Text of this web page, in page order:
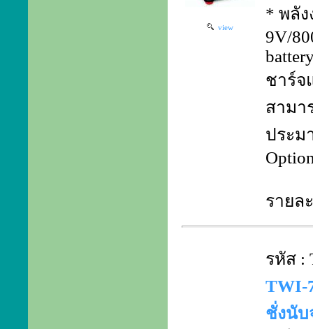
view
* พลัง
9V/
ชาร์จ
สามา
ประม
รายล
รหัส :
TWI-
ชั่งนับ